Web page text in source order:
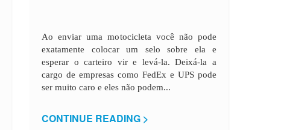
Ao enviar uma motocicleta você não pode
exatamente colocar um selo sobre ela e
esperar o carteiro vir e levá-la. Deixá-la a
cargo de empresas como FedEx e UPS pode
ser muito caro e eles não podem...
CONTINUE READING >